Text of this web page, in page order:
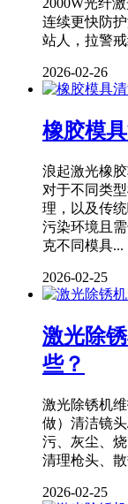
2000W光纤
连续更快防
站人，拉警
2026-02-26
橡胶模
浪起激光橡
对于不同类
理，以及传
污染环境且
克不同模具...
2026-02-25
激光除
些？
激光除锈机
做）清洁镜
污、灰尘、
清理枪头、
2026-02-25